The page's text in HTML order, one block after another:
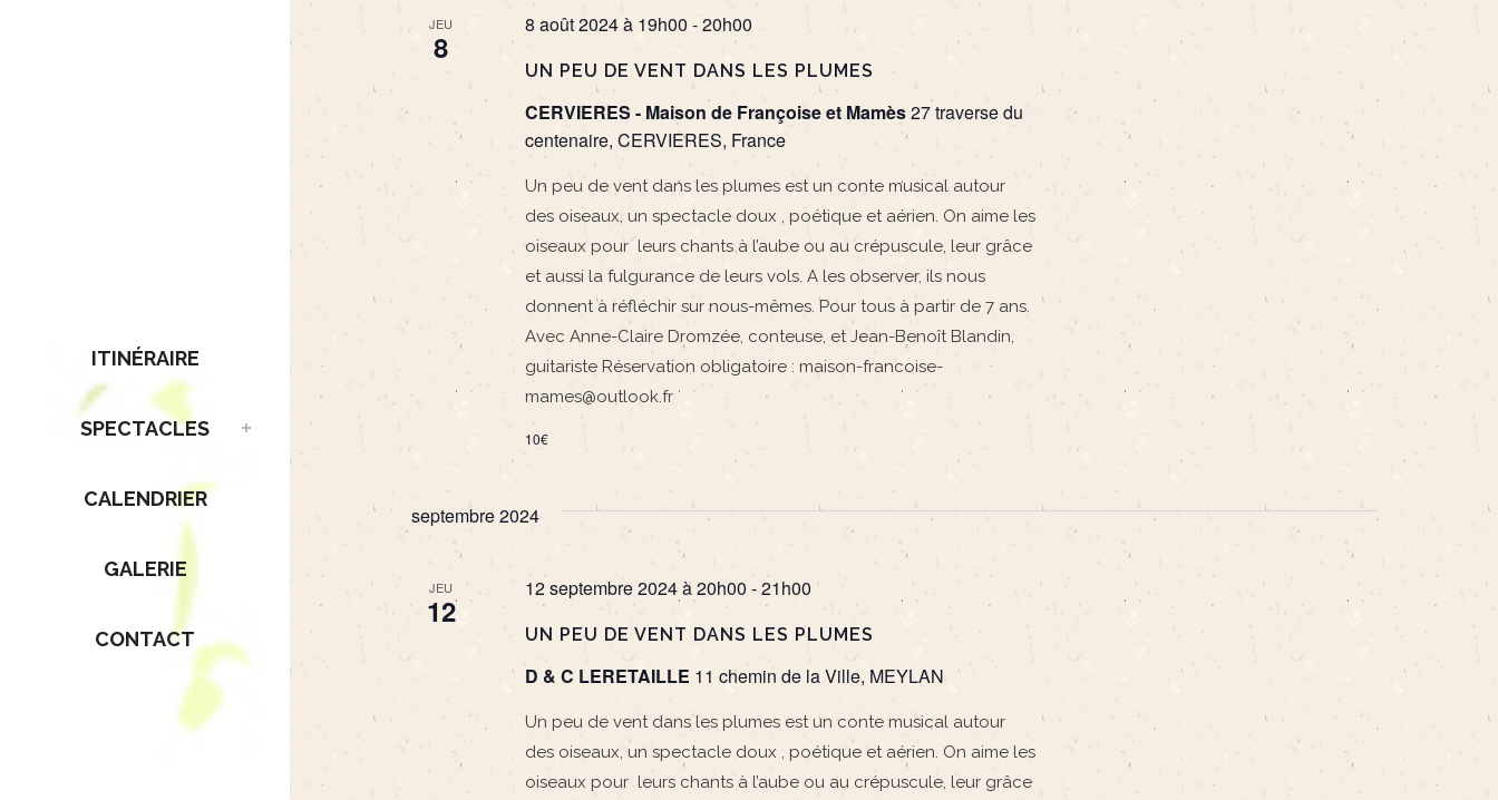
ITINÉRAIRE
SPECTACLES
CALENDRIER
GALERIE
CONTACT
JEU
8
UN PEU DE VENT DANS LES PLUMES
8 août 2024 à 19h00 -20h00
CERVIERES - Maison de Françoise et Mamès27 traverse du
centenaire, CERVIERES, France
Un peu de vent dans les plumes est un conte musical autour
des oiseaux, un spectacle doux , poétique et aérien. On aime les
oiseaux pour leurs chants à l’aube ou au crépuscule, leur grâce
et aussi la fulgurance de leurs vols. A les observer, ils nous
donnent à réfléchir sur nous-mêmes. Pour tous à partir de 7 ans.
Avec Anne-Claire Dromzée, conteuse, et Jean-Benoît Blandin,
guitariste Réservation obligatoire : maison-francoise-
mames@outlook.fr
10€
septembre 2024
JEU
12
UN PEU DE VENT DANS LES PLUMES
12 septembre 2024 à 20h00 -21h00
D & C LERETAILLE 11 chemin de la Ville, MEYLAN
Un peu de vent dans les plumes est un conte musical autour
des oiseaux, un spectacle doux , poétique et aérien. On aime les
oiseaux pour leurs chants à l’aube ou au crépuscule, leur grâce